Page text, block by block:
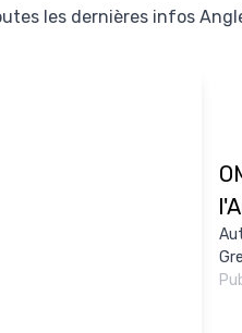
les dernières infos